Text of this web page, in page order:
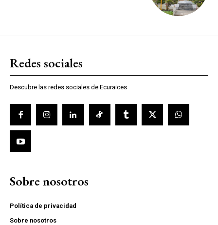
Redes sociales
Descubre las redes sociales de Ecuraices
Sobre nosotros
Política de privacidad
Sobre nosotros